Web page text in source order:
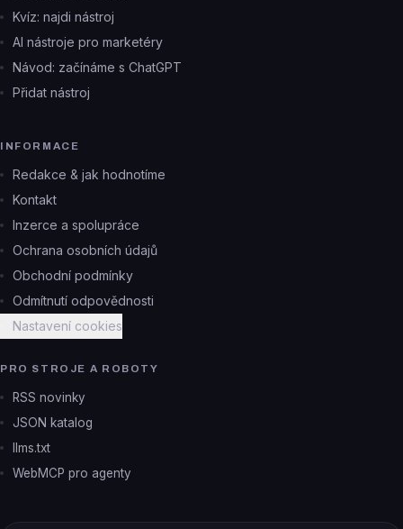
Kvíz: najdi nástroj
AI nástroje pro marketéry
Návod: začínáme s ChatGPT
Přidat nástroj
INFORMACE
Redakce & jak hodnotíme
Kontakt
Inzerce a spolupráce
Ochrana osobních údajů
Obchodní podmínky
Odmítnutí odpovědnosti
Nastavení cookies
PRO STROJE A ROBOTY
RSS novinky
JSON katalog
llms.txt
WebMCP pro agenty